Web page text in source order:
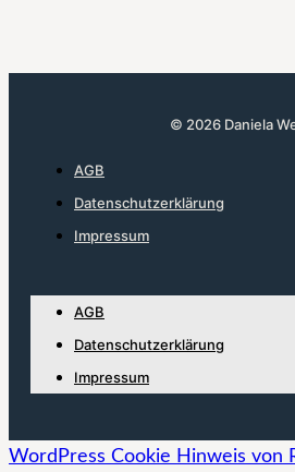
© 2026 Daniela
AGB
Datenschutzerklärung
Impressum
AGB
Datenschutzerklärung
Impressum
WordPress Cookie Hinweis von